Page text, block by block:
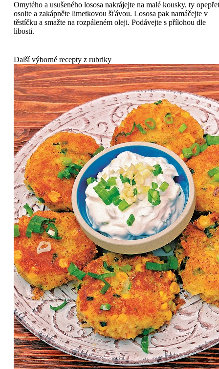
Omytého a usušeného lososa nakrájejte na malé kousky, ty
osolte a zakápněte limetkovou šťávou. Lososa pak namáčejte v
těstíčku a smažte na rozpáleném oleji. Podávejte s přílohou dle
libosti.
Další výborné recepty z rubriky